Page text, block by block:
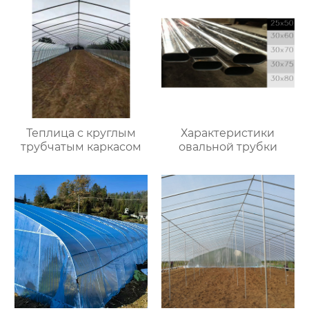
Теплица с круглым
трубчатым каркасом
Характеристики
овальной трубки